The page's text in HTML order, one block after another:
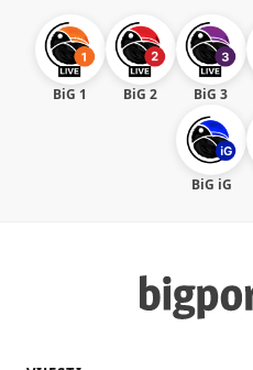
BiG 1 BiG 2 BiG 3
BiG iG